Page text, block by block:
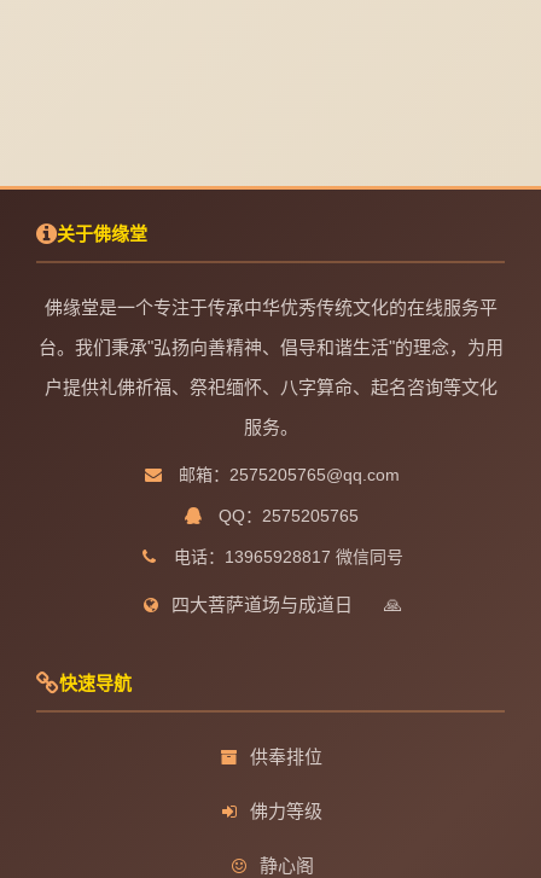
关于佛缘堂
佛缘堂是一个专注于传承中华优秀传统文化的在线服务平
台。我们秉承"弘扬向善精神、倡导和谐生活"的理念，为用
户提供礼佛祈福、祭祀缅怀、八字算命、起名咨询等文化
服务。
邮箱：2575205765@qq.com
QQ：2575205765
电话：13965928817 微信同号
四大菩萨道场与成道日 🙏
快速导航
供奉排位
佛力等级
静心阁